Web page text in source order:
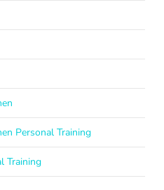
Personal Training
Training